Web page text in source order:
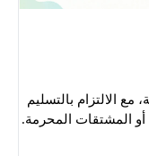
الالتزام بالتسليم
أو المشتقات المحرمة.